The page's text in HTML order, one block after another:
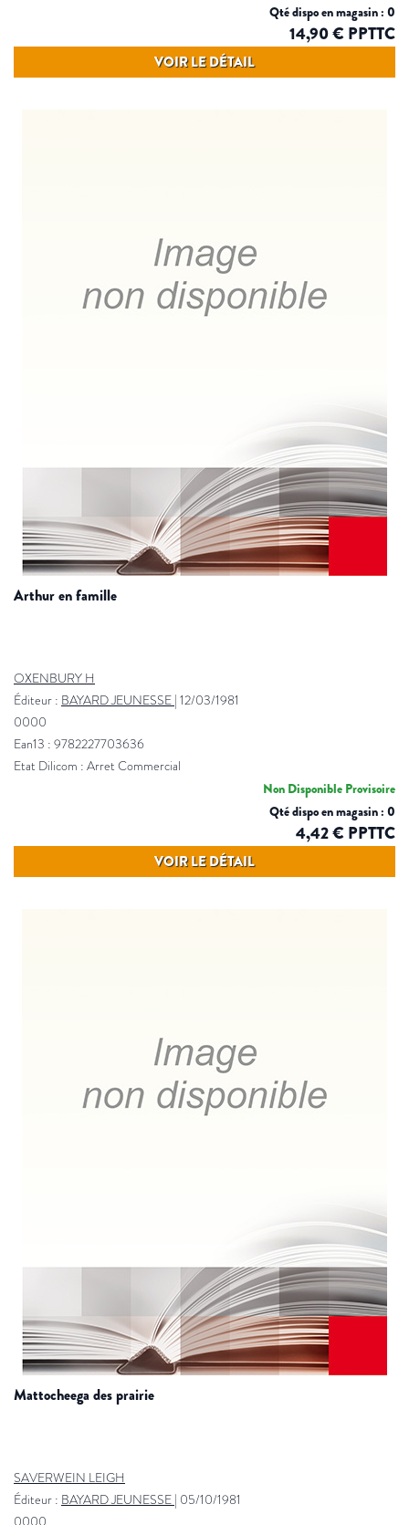
Qté dispo en magasin : 0
14,90 € PPTTC
VOIR LE DÉTAIL
arthur en famille
OXENBURY H
Éditeur : BAYARD JEUNESSE 12/03/1981
0000
Ean13 : 9782227703636
Etat Dilicom : Arret Commercial
Non Disponible Provisoire
Qté dispo en magasin : 0
4,42 € PPTTC
VOIR LE DÉTAIL
mattocheega des prairie
SAVERWEIN LEIGH
Éditeur : BAYARD JEUNESSE 05/10/1981